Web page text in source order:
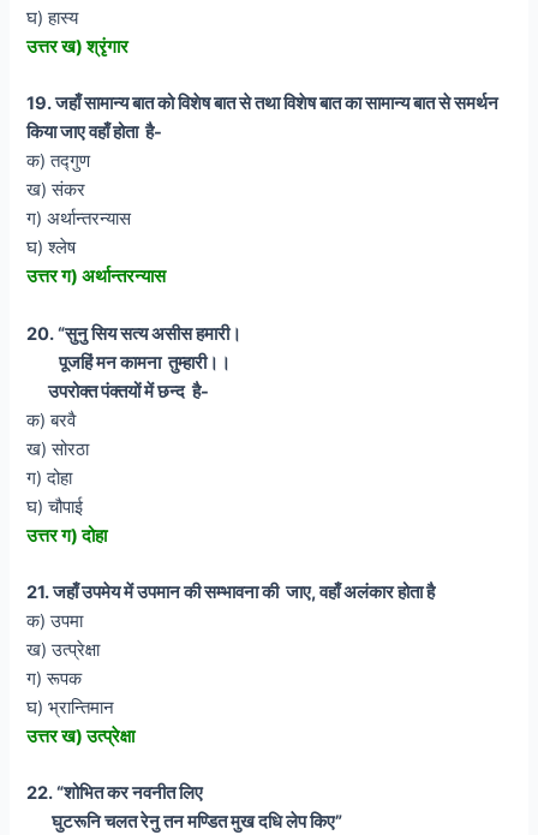
घ) हास्य
उत्तर ख) श्रृंगार
19. जहाँ सामान्य बात को विशेष बात से तथा विशेष बात का सामान्य बात से समर्थन
किया जाए वहाँ होता है-
क) तद्गुण
ख) संकर
ग) अर्थान्तरन्यास
घ) श्लेष
उत्तर ग) अर्थान्तरन्यास
20. “सुनु सिय सत्य असीस हमारी।
पूजहिं मन कामना तुम्हारी।।
उपरोक्त पंक्तयों में छन्द है-
क) बरवै
ख) सोरठा
ग) दोहा
घ) चौपाई
उत्तर ग) दोहा
21. जहाँ उपमेय में उपमान की सम्भावना की जाए, वहाँ अलंकार होता है
क) उपमा
ख) उत्प्रेक्षा
ग) रूपक
घ) भ्रान्तिमान
उत्तर ख) उत्प्रेक्षा
22. “शोभित कर नवनीत लिए
घुटरूनि चलत रेनु तन मण्डित मुख दधि लेप किए”